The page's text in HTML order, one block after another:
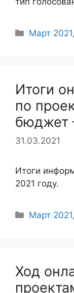
Рубрики
Март 2021
Итоги
по
бюджет
31.03.2021
Итоги
2021 году.
Рубрики
Март 2021
Ход